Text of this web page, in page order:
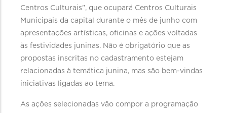
Centros Culturais”, que ocupará Centros Culturais
Municipais da capital durante o mês de junho com
apresentações artísticas, oficinas e ações voltadas
às festividades juninas. Não é obrigatório que as
propostas inscritas no cadastramento estejam
relacionadas à temática junina, mas são bem-vindas
iniciativas ligadas ao tema.
As ações selecionadas vão compor a programação